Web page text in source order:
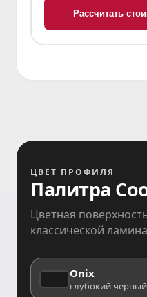
Рассчитать
ЦВЕТ ПРОФИЛЯ
Палитра
Цветная
классической
Onix
глубокий черный